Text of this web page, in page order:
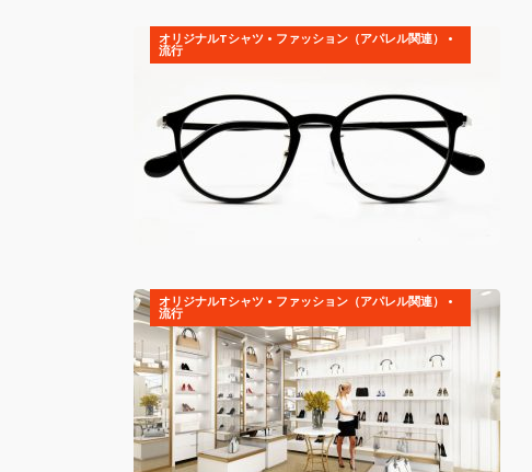
オリジナルTシャツ • ファッション（アパレル関連） •
流行
オリジナルTシャツ • ファッション（アパレル関連） •
流行